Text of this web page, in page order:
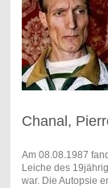
Chanal,
Am 08.08.1987
Leiche des
war. Die Autopsie